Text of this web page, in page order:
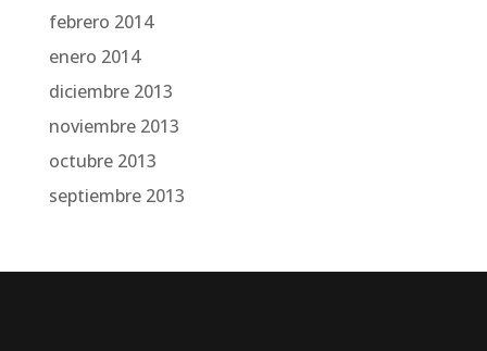
febrero 2014
enero 2014
diciembre 2013
noviembre 2013
octubre 2013
septiembre 2013